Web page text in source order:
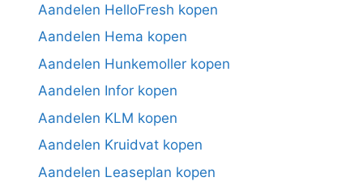
Aandelen HelloFresh kopen
Aandelen Hema kopen
Aandelen Hunkemoller kopen
Aandelen Infor kopen
Aandelen KLM kopen
Aandelen Kruidvat kopen
Aandelen Leaseplan kopen